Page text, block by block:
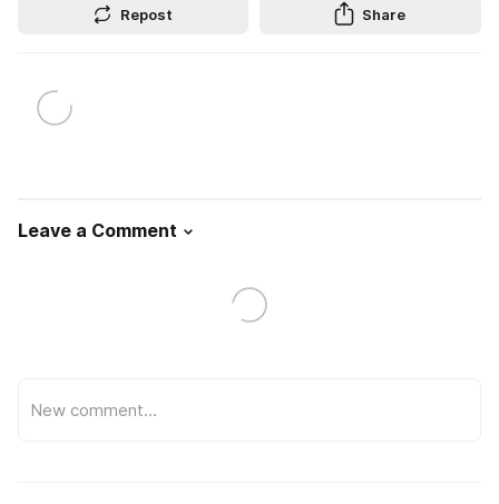
Repost Share
Leave a Comment